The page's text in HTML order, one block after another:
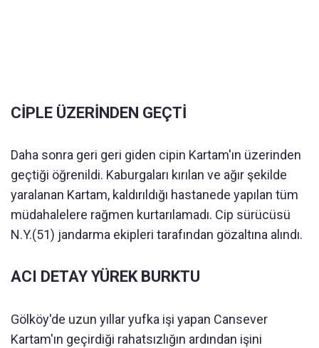
CİPLE ÜZERİNDEN GEÇTİ
Daha sonra geri geri giden cipin Kartam'ın üzerinden
geçtiği öğrenildi. Kaburgaları kırılan ve ağır şekilde
yaralanan Kartam, kaldırıldığı hastanede yapılan tüm
müdahalelere rağmen kurtarılamadı. Cip sürücüsü
N.Y.(51) jandarma ekipleri tarafından gözaltına alındı.
ACI DETAY YÜREK BURKTU
Gölköy'de uzun yıllar yufka işi yapan Cansever
Kartam'ın geçirdiği rahatsızlığın ardından işini